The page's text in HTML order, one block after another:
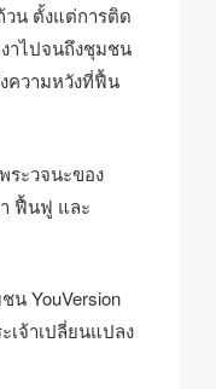
วน ตั้งแต่การติด
าไปจนถึงชุมชน
ความหวังที่ฟื้น
ระวจนะของ
ฟื้นฟู และ
น YouVersion
เจ้าเปลี่ยนแปลง